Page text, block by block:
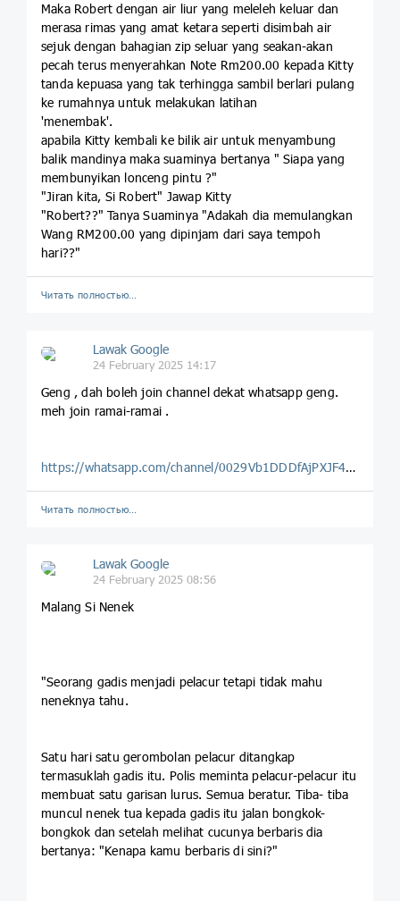
Maka Robert dengan air liur yang meleleh keluar dan
merasa rimas yang amat ketara seperti disimbah air
sejuk dengan bahagian zip seluar yang seakan-akan
pecah terus menyerahkan Note Rm200.00 kepada Kitty
tanda kepuasa yang tak terhingga sambil berlari pulang
ke rumahnya untuk melakukan latihan
'menembak'.
apabila Kitty kembali ke bilik air untuk menyambung
balik mandinya maka suaminya bertanya " Siapa yang
membunyikan lonceng pintu ?"
"Jiran kita, Si Robert" Jawap Kitty
"Robert??" Tanya Suaminya "Adakah dia memulangkan
Wang RM200.00 yang dipinjam dari saya tempoh
hari??"
Читать полностью…
Lawak Google
24 February 2025 14:17
Geng , dah boleh join channel dekat whatsapp geng.
meh join ramai-ramai .
https://whatsapp.com/channel/0029Vb1DDDfAjPXJF4Pn0N0z
Читать полностью…
Lawak Google
24 February 2025 08:56
Malang Si Nenek
"Seorang gadis menjadi pelacur tetapi tidak mahu
neneknya tahu.
Satu hari satu gerombolan pelacur ditangkap
termasuklah gadis itu. Polis meminta pelacur-pelacur itu
membuat satu garisan lurus. Semua beratur. Tiba- tiba
muncul nenek tua kepada gadis itu jalan bongkok-
bongkok dan setelah melihat cucunya berbaris dia
bertanya: "Kenapa kamu berbaris di sini?"